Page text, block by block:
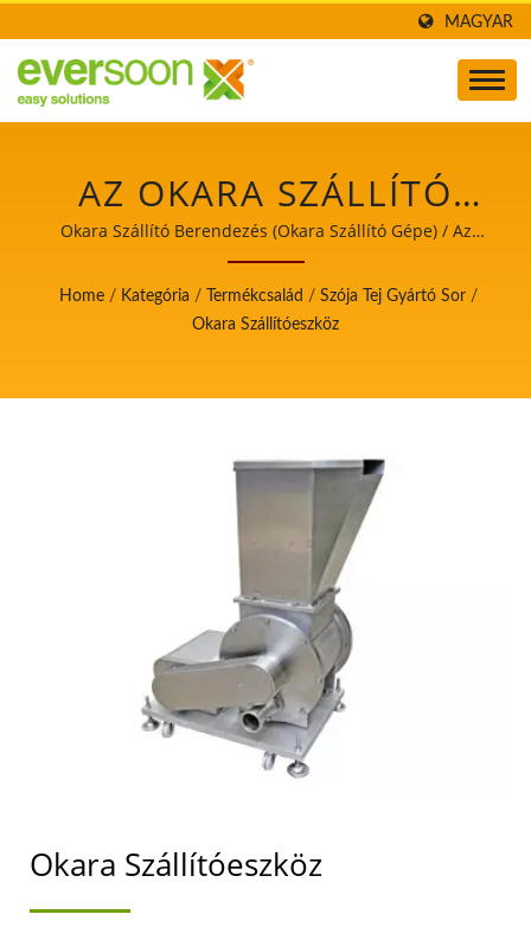
MAGYAR
AZ OKARA SZÁLLÍTÓ
BERENDEZÉS AZ EGYIK
GÉP A SZÓJATEJ
GYÁRTÓSORBAN. / AZ
GÉPEK VEZETŐJE, AKI A
HELYEZI ELŐTÉRBE.
Okara Szállító Berendezés (Okara Szállító Gépe) / Az
automatikus tofu- és szójatejgyártó gépek vezetője, aki a
élelmiszerbiztonságot helyezi előtérbe.
Home / Kategória / Termékcsalád / Szója Tej Gyártó Sor /
Okara Szállítóeszköz
Okara Szállítóeszköz